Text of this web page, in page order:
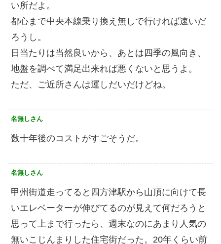
い所だよ。
都心まで中央本線乗り換え無しで行ければ速いだ
ろうし。
日当たりは当然良いから、あとは四季の風向き、
地盤を調べて満足出来れば悪くないと思うよ。
ただ、ご近所さんは運しだいだけどね。
名無しさん
数十年後のコストがすごそうだ。
名無しさん
甲州街道走ってると四方津駅から山頂に向けて長
いエレベーターが伸びてるのが見えて何だろうと
思って上まで行ったら、週末なのにあまり人気の
無いこじんまりした住宅街だった。20年くらい前